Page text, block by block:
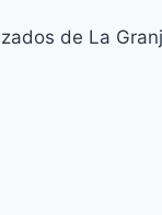
de La